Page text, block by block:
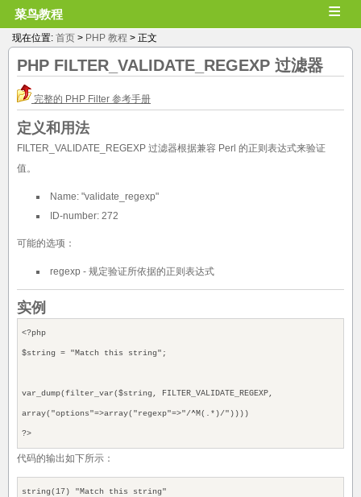
菜鸟教程 ≡
现在位置: 首页 > PHP 教程 > 正文
PHP FILTER_VALIDATE_REGEXP 过滤器
完整的 PHP Filter 参考手册
定义和用法
FILTER_VALIDATE_REGEXP 过滤器根据兼容 Perl 的正则表达式来验证
值。
Name: "validate_regexp"
ID-number: 272
可能的选项：
regexp - 规定验证所依据的正则表达式
实例
<?php
$string = "Match this string";
var_dump(filter_var($string, FILTER_VALIDATE_REGEXP,
array("options"=>array("regexp"=>"/^M(.*)/"))))
?>
代码的输出如下所示：
string(17) "Match this string"